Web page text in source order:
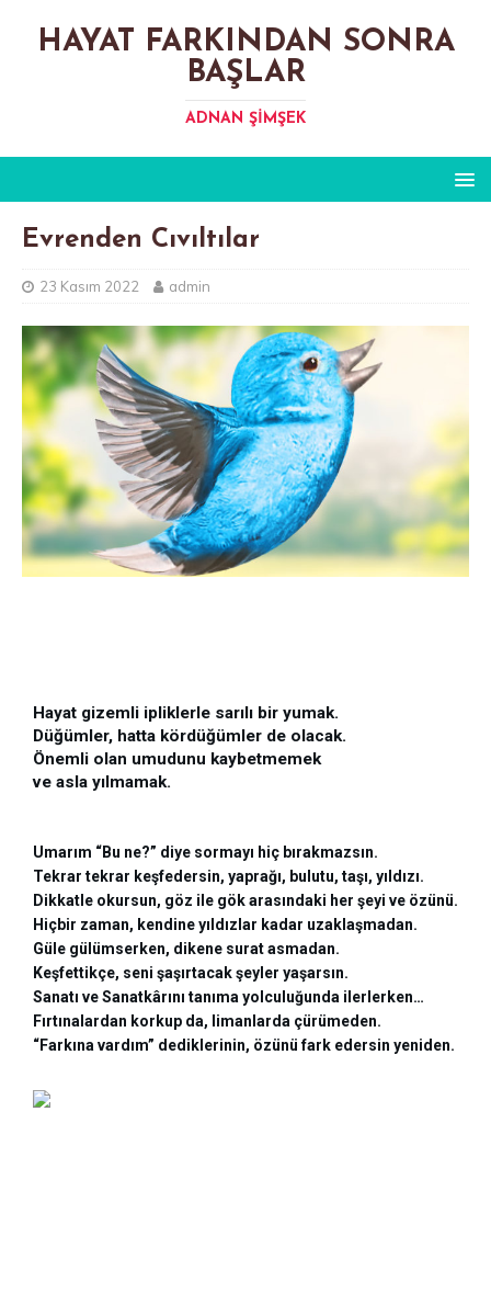
HAYAT FARKINDAN SONRA
BAŞLAR
ADNAN ŞIMŞEK
Evrenden Cıvıltılar
23 Kasım 2022 admin
Hayat gizemli ipliklerle sarılı bir yumak.
Düğümler, hatta kördüğümler de olacak.
Önemli olan umudunu kaybetmemek
ve asla yılmamak.
Umarım “Bu ne?” diye sormayı hiç bırakmazsın.
Tekrar tekrar keşfedersin, yaprağı, bulutu, taşı, yıldızı.
Dikkatle okursun, göz ile gök arasındaki her şeyi ve özünü.
Hiçbir zaman, kendine yıldızlar kadar uzaklaşmadan.
Güle gülümserken, dikene surat asmadan.
Keşfettikçe, seni şaşırtacak şeyler yaşarsın.
Sanatı ve Sanatkârını tanıma yolculuğunda ilerlerken…
Fırtınalardan korkup da, limanlarda çürümeden.
“Farkına vardım” dediklerinin, özünü fark edersin yeniden.